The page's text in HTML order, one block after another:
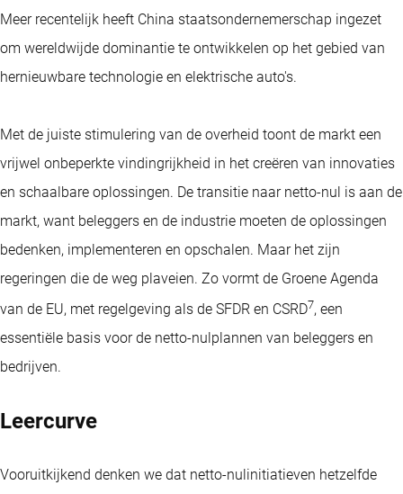
Meer recentelijk heeft China staatsondernemerschap ingezet
om wereldwijde dominantie te ontwikkelen op het gebied van
hernieuwbare technologie en elektrische auto's.
Met de juiste stimulering van de overheid toont de markt een
vrijwel onbeperkte vindingrijkheid in het creëren van innovaties
en schaalbare oplossingen. De transitie naar netto-nul is aan de
markt, want beleggers en de industrie moeten de oplossingen
bedenken, implementeren en opschalen. Maar het zijn
regeringen die de weg plaveien. Zo vormt de Groene Agenda
van de EU, met regelgeving als de SFDR en CSRD7, een
essentiële basis voor de netto-nulplannen van beleggers en
bedrijven.
Leercurve
Vooruitkijkend denken we dat netto-nulinitiatieven hetzelfde